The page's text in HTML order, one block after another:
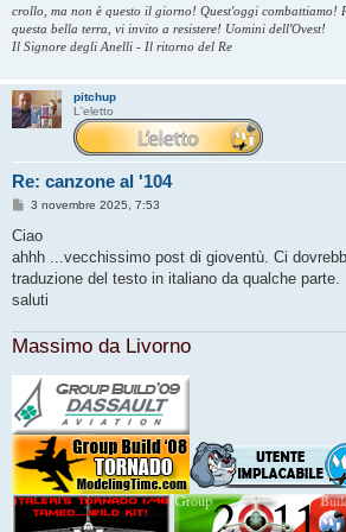
crollo, ma non è questo il giorno! Quest'oggi combattiamo!
questa bella terra, vi invito a resistere! Uomini dell'Ovest!
Il Signore degli Anelli - Il ritorno del Re
pitchup
L'eletto
Re: canzone al '104
M
s
a
g
i
3 novembre 2025, 7:53
Ciao
ahhh ...vecchissimo post di gioventù. Ci
traduzione del testo in italiano da qualche parte.
saluti
Massimo da Livorno